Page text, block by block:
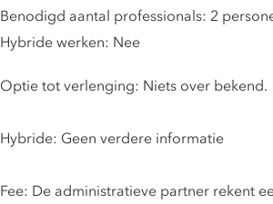
Benodigd aantal professionals: 2
Hybride werken: Nee
Optie tot verlenging: Niets over bekend.
Hybride: Geen verdere informatie
Fee: De administratieve partner rekent